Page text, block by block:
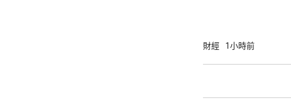
華區高級經濟師辛怡
財經 1小時前